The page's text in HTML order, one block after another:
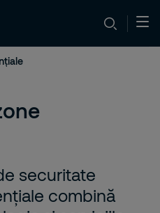
securitate
combină